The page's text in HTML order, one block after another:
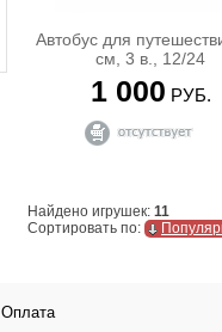
Автобус для
см, 3 в., 12/24
1 000 РУБ.
Найдено игрушек: 11
Сортировать по:
Оплата